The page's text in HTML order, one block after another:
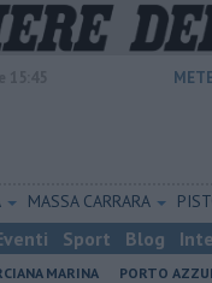
MASSA CARRARA
Sport Blog
MARINA PORTO